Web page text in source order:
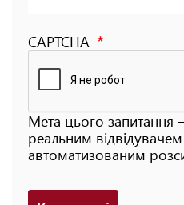
CAPTCHA
Мета цього
реальним відвідувачем
автоматизованим